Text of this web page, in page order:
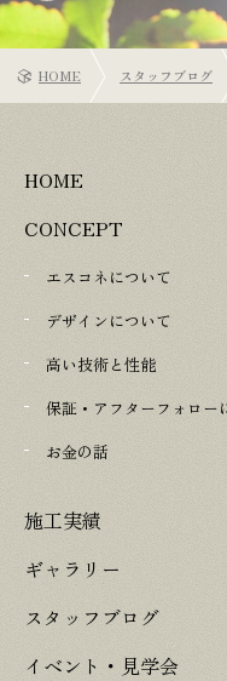
HOME スタッフブログ
HOME
CONCEPT
エスコネについて
デザインについて
高い技術と性能
保証・アフターフォロー
お金の話
施工実績
ギャラリー
スタッフブログ
イベント・見学会